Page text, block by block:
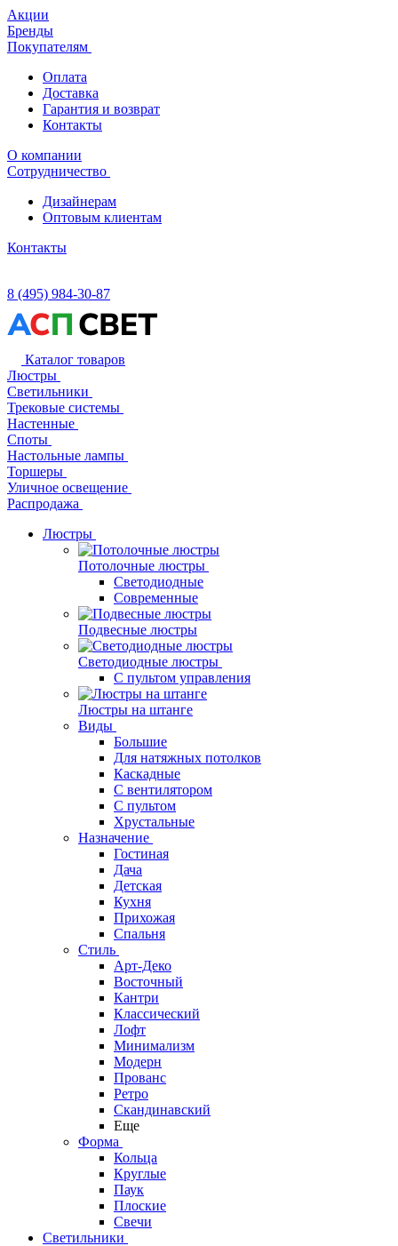
Акции
Бренды
Покупателям
Оплата
Доставка
Гарантия и возврат
Контакты
О компании
Сотрудничество
Дизайнерам
Оптовым клиентам
Контакты
8 (495) 984-30-87
Каталог товаров
Люстры
Светильники
Трековые системы
Настенные
Споты
Настольные лампы
Торшеры
Уличное освещение
Распродажа
Люстры
Потолочные люстры
Светодиодные
Современные
Подвесные люстры
Светодиодные люстры
С пультом управления
Люстры на штанге
Виды
Большие
Для натяжных потолков
Каскадные
С вентилятором
С пультом
Хрустальные
Назначение
Гостиная
Дача
Детская
Кухня
Прихожая
Спальня
Стиль
Арт-Деко
Восточный
Кантри
Классический
Лофт
Минимализм
Модерн
Прованс
Ретро
Скандинавский
Еще
Форма
Кольца
Круглые
Паук
Плоские
Свечи
Светильники